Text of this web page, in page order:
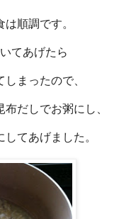
順調です。
てあげたら
まったので、
だしでお粥にし、
てあげました。